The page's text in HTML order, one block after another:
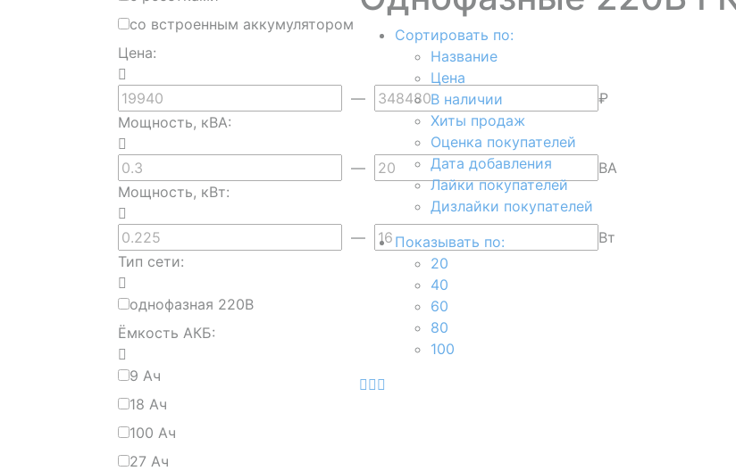
со встроенным аккумулятором
Цена:
—
₽
Мощность, кВА:
—
ВА
Мощность, кВт:
—
Вт
Тип сети:
однофазная 220В
Ёмкость АКБ:
9 Ач
18 Ач
100 Ач
27 Ач
Сортировать по:
Название
Цена
В наличии
Хиты продаж
Оценка покупателей
Дата добавления
Лайки покупателей
Дизлайки покупателей
Показывать по:
20
40
60
80
100